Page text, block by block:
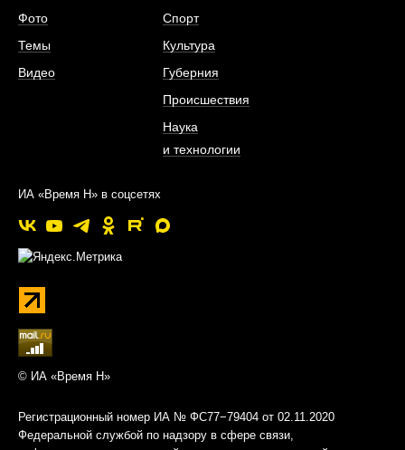
Фото
Темы
Видео
Спорт
Культура
Губерния
Происшествия
Наука
и технологии
ИА «Время Н» в соцсетях
© ИА «Время Н»
Регистрационный номер ИА № ФС77−79404 от 02.11.2020
Федеральной службой по надзору в сфере связи,